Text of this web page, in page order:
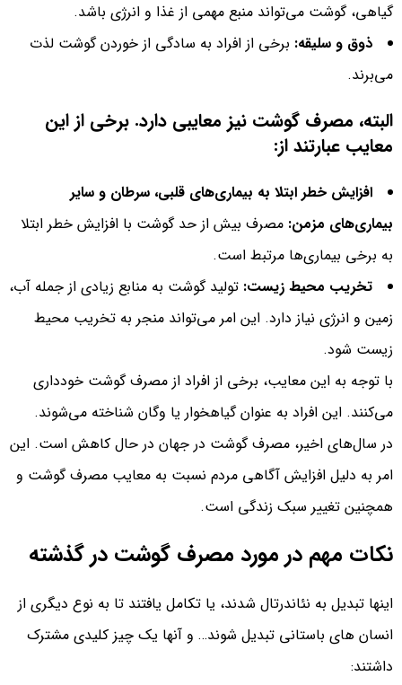
گیاهی، گوشت می‌تواند منبع مهمی از غذا و انرژی باشد.
ذوق و سلیقه: برخی از افراد به سادگی از خوردن گوشت لذت
می‌برند.
البته، مصرف گوشت نیز معایبی دارد. برخی از این
معایب عبارتند از:
افزایش خطر ابتلا به بیماری‌های قلبی، سرطان و سایر
بیماری‌های مزمن: مصرف بیش از حد گوشت با افزایش خطر ابتلا
به برخی بیماری‌ها مرتبط است.
تخریب محیط زیست: تولید گوشت به منابع زیادی از جمله آب،
زمین و انرژی نیاز دارد. این امر می‌تواند منجر به تخریب محیط
زیست شود.
با توجه به این معایب، برخی از افراد از مصرف گوشت خودداری
می‌کنند. این افراد به عنوان گیاهخوار یا وگان شناخته می‌شوند.
در سال‌های اخیر، مصرف گوشت در جهان در حال کاهش است. این
امر به دلیل افزایش آگاهی مردم نسبت به معایب مصرف گوشت و
همچنین تغییر سبک زندگی است.
نکات مهم در مورد مصرف گوشت در گذشته
اینها تبدیل به نئاندرتال شدند، یا تکامل یافتند تا به نوع دیگری از
انسان های باستانی تبدیل شوند… و آنها یک چیز کلیدی مشترک
داشتند: